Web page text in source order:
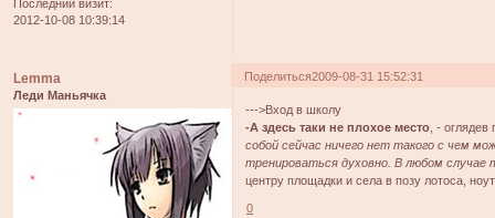
Последний визит:
2012-10-08 10:39:14
Поделиться2009-08-31 15:52:31
Lemma
Леди Маньячка
--->Вход в школу
-А здесь таки не плохое место, -
собой сейчас ничего нет такого с чем
тренироваться духовно. В любом
центру площадки и села в позу лотоса,
0